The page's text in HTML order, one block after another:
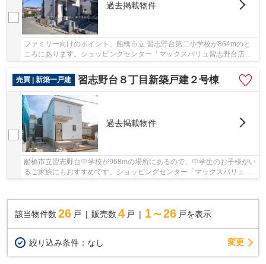
過去掲載物件
ファミリー向けのポイント、船橋市立 習志野台第二小学校が864mのと
ころにあります。ショッピングセンター「マックスバリュ習志野台店」
も近く(390m)、気軽に買い物を済ませられます。...
売買 | 新築一戸建
習志野台８丁目新築戸建２号棟
過去掲載物件
船橋市立習志野台中学校が968mの場所にあるので、中学生のお子様がい
るご家族にもおすすめです。ショッピングセンター「マックスバリュ習
志野台店」も近く(390m)、気軽に買い物を済ま...
該当物件数 26 戸 販売数 4 戸 1～26 戸を表示
絞り込み条件： なし 変更